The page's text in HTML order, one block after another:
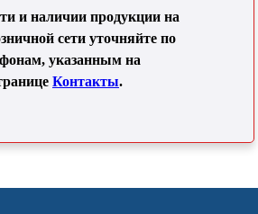
и наличии продукции на
сети уточняйте по
указанным на
Контакты.